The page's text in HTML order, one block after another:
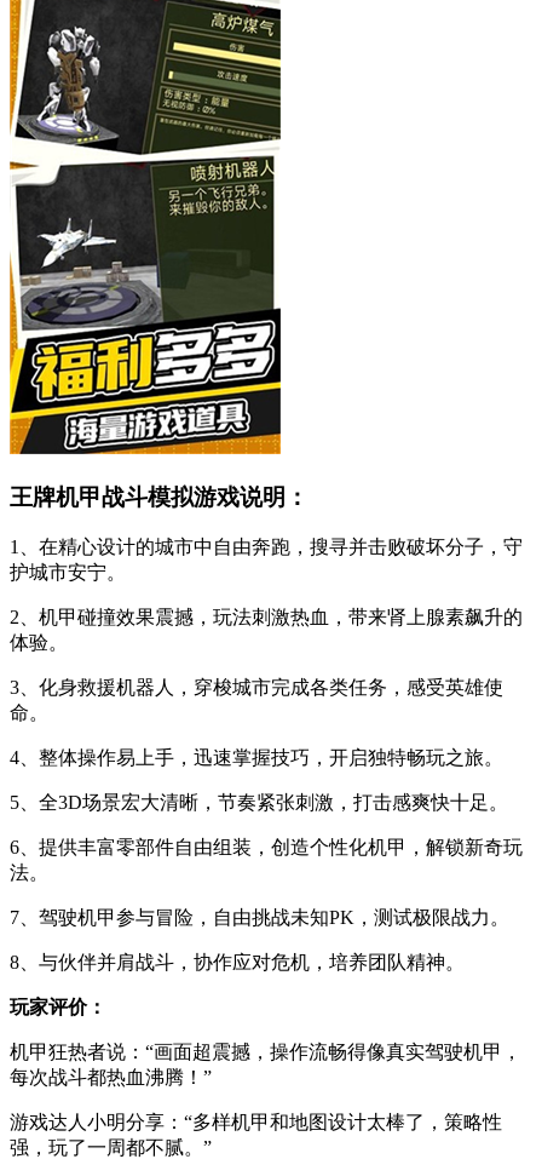
王牌机甲战斗模拟游戏说明：
1、在精心设计的城市中自由奔跑，搜寻并击败破坏分子，守
护城市安宁。
2、机甲碰撞效果震撼，玩法刺激热血，带来肾上腺素飙升的
体验。
3、化身救援机器人，穿梭城市完成各类任务，感受英雄使
命。
4、整体操作易上手，迅速掌握技巧，开启独特畅玩之旅。
5、全3D场景宏大清晰，节奏紧张刺激，打击感爽快十足。
6、提供丰富零部件自由组装，创造个性化机甲，解锁新奇玩
法。
7、驾驶机甲参与冒险，自由挑战未知PK，测试极限战力。
8、与伙伴并肩战斗，协作应对危机，培养团队精神。
玩家评价：
机甲狂热者说：“画面超震撼，操作流畅得像真实驾驶机甲，
每次战斗都热血沸腾！”
游戏达人小明分享：“多样机甲和地图设计太棒了，策略性
强，玩了一周都不腻。”